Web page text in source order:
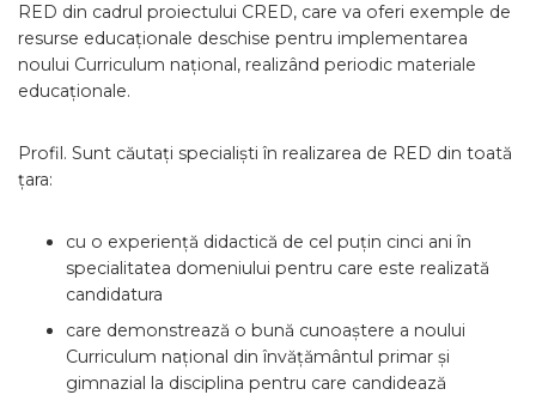
RED din cadrul proiectului CRED, care va oferi exemple de
resurse educaționale deschise pentru implementarea
noului Curriculum național, realizând periodic materiale
educaționale.
Profil. Sunt căutați specialiști în realizarea de RED din toată
țara:
cu o experiență didactică de cel puțin cinci ani în
specialitatea domeniului pentru care este realizată
candidatura
care demonstrează o bună cunoaștere a noului
Curriculum național din învățământul primar și
gimnazial la disciplina pentru care candidează